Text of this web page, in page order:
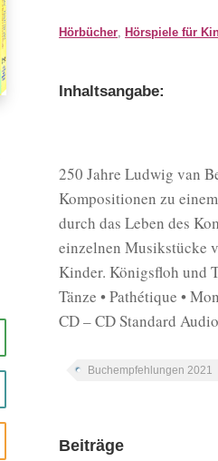
Hörbücher, Hörspiele für
Inhaltsangabe:
250 Jahre Ludwig van
Kompositionen zu
durch das Leben des
einzelnen Musikstücke
Kinder. Königsfloh und
Tänze • Pathétique •
CD – CD Standard
Buchempfehlungen 2021
Beiträge